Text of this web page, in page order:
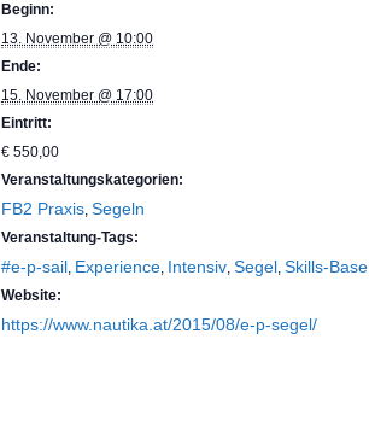
Beginn:
13. November @ 10:00
Ende:
15. November @ 17:00
Eintritt:
€ 550,00
Veranstaltungskategorien:
FB2 Praxis, Segeln
Veranstaltung-Tags:
#e-p-sail, Experience, Intensiv, Segel, Skills-Base
Website:
https://www.nautika.at/2015/08/e-p-segel/